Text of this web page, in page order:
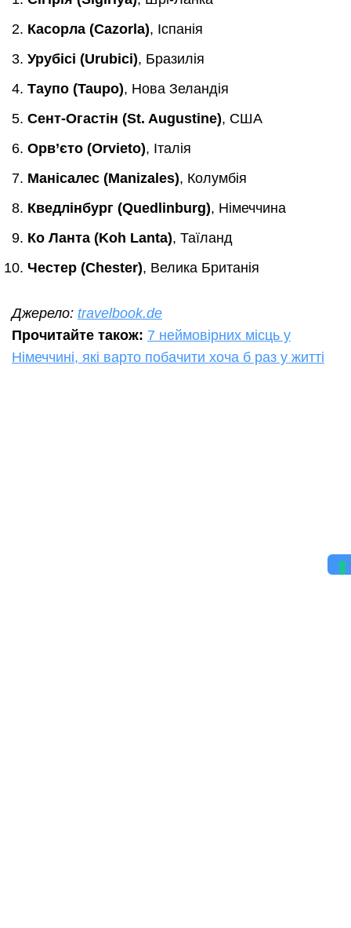
Касорла (Cazorla), Іспанія
Урубісі (Urubici), Бразилія
Таупо (Taupo), Нова Зеландія
Сент-Огастін (St. Augustine), США
Орв’єто (Orvieto), Італія
Манісалес (Manizales), Колумбія
Кведлінбург (Quedlinburg), Німеччина
Ко Ланта (Koh Lanta), Таїланд
Честер (Chester), Велика Британія
Джерело: travelbook.de
Прочитайте також: 7 неймовірних місць у
Німеччині, які варто побачити хоча б раз у житті